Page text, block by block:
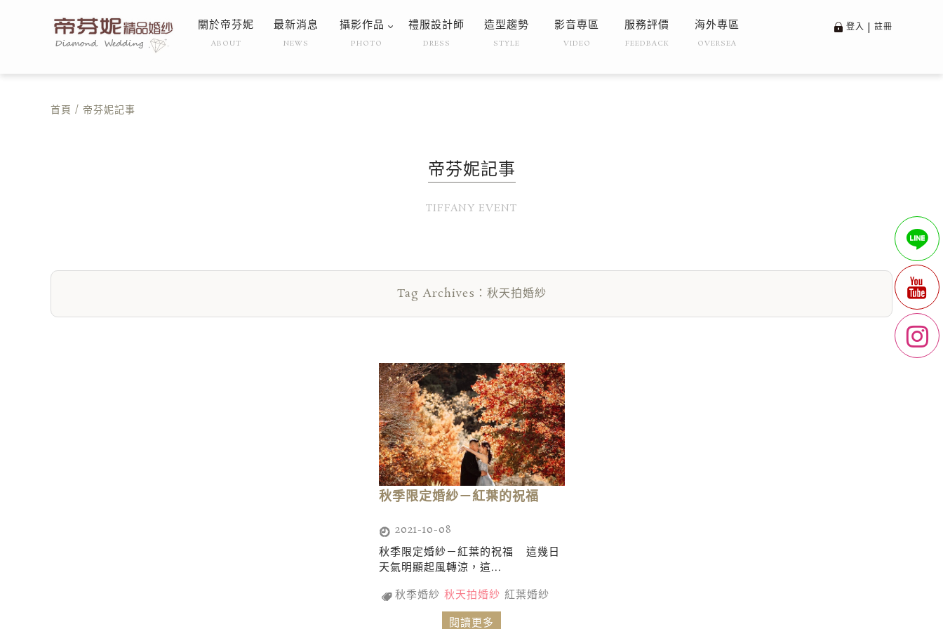
關於帝芬妮
ABOUT
最新消息
NEWS
攝影作品
PHOTO
禮服設計師
DRESS
造型趨勢
STYLE
影音專區
VIDEO
服務評價
FEEDBACK
海外專區
OVERSEA
登入 註冊
首頁 / 帝芬妮記事
帝芬妮記事
TIFFANY EVENT
Tag Archives：秋天拍婚紗
秋季限定婚紗－紅葉的祝福
2021-10-08
秋季限定婚紗－紅葉的祝福 這幾日
天氣明顯起風轉涼，這...
秋季婚紗 秋天拍婚紗 紅葉婚紗
閱讀更多